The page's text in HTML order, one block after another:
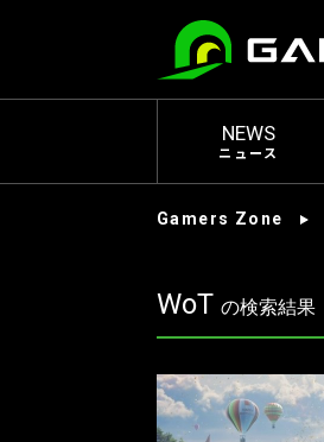
NEWS
ニュース
Gamers Zone
WoT の検索結果